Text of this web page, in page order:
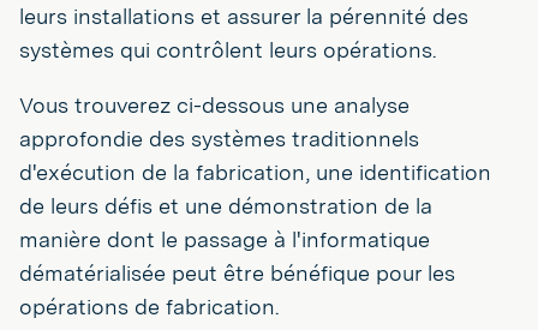
leurs installations et assurer la pérennité des
systèmes qui contrôlent leurs opérations.
Vous trouverez ci-dessous une analyse
approfondie des systèmes traditionnels
d'exécution de la fabrication, une identification
de leurs défis et une démonstration de la
manière dont le passage à l'informatique
dématérialisée peut être bénéfique pour les
opérations de fabrication.